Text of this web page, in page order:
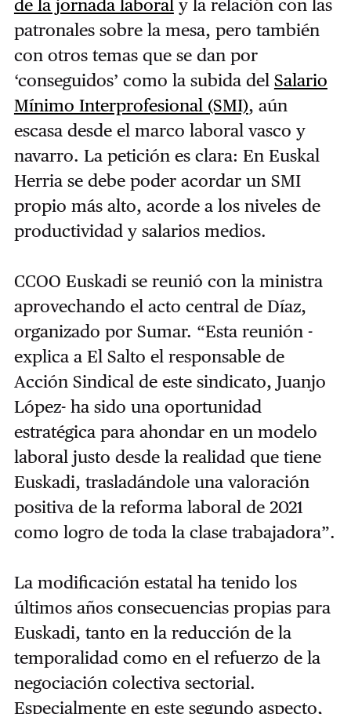
de la jornada laboral y la relación con las
patronales sobre la mesa, pero también
con otros temas que se dan por
‘conseguidos’ como la subida del Salario
Mínimo Interprofesional (SMI), aún
escasa desde el marco laboral vasco y
navarro. La petición es clara: En Euskal
Herria se debe poder acordar un SMI
propio más alto, acorde a los niveles de
productividad y salarios medios.
CCOO Euskadi se reunió con la ministra
aprovechando el acto central de Díaz,
organizado por Sumar. “Esta reunión -
explica a El Salto el responsable de
Acción Sindical de este sindicato, Juanjo
López- ha sido una oportunidad
estratégica para ahondar en un modelo
laboral justo desde la realidad que tiene
Euskadi, trasladándole una valoración
positiva de la reforma laboral de 2021
como logro de toda la clase trabajadora”.
La modificación estatal ha tenido los
últimos años consecuencias propias para
Euskadi, tanto en la reducción de la
temporalidad como en el refuerzo de la
negociación colectiva sectorial.
Especialmente en este segundo aspecto,